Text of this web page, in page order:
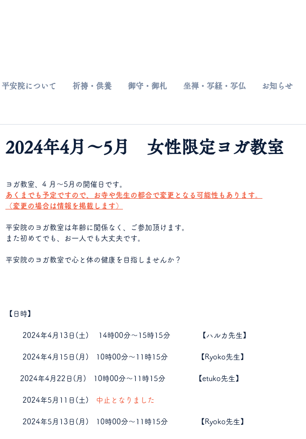
平安院について 祈祷・供養 御守・御札 坐禅・写経・写仏 お知らせ
2024年4月～5月 女性限定ヨガ教室
ヨガ教室、4 月～5月の開催日です。
あくまでも予定ですので、お寺や先生の都合で変更となる可能性もあります。
（変更の場合は情報を掲載します）
平安院のヨガ教室は年齢に関係なく、ご参加頂けます。
また初めてでも、お一人でも大丈夫です。
平安院のヨガ教室で心と体の健康を目指しませんか？
【日時】
       2024年4月13日(土)　 14時00分～15時15分
【ハルカ先生】
       2024年4月15日(月)　10時00分～11時15分　　　　【Ryoko先生】
2024年4月22日(月) 10時00分～11時15分　 　  　【etuko先生】
       2024年5月11日(土)
中止となりました
2024年5月13日(月) 10時00分～11時15分　   　　【Ryoko先生】